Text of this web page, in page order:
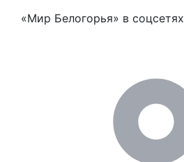
«Мир Белогорья» в соцсетях